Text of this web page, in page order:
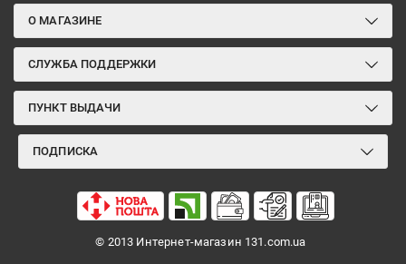
О МАГАЗИНЕ
СЛУЖБА ПОДДЕРЖКИ
ПУНКТ ВЫДАЧИ
ПОДПИСКА
© 2013 Интернет-магазин 131.com.ua